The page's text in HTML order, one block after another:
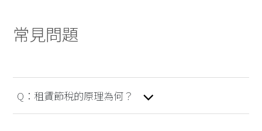
常見問題
租賃節稅的原理為何？